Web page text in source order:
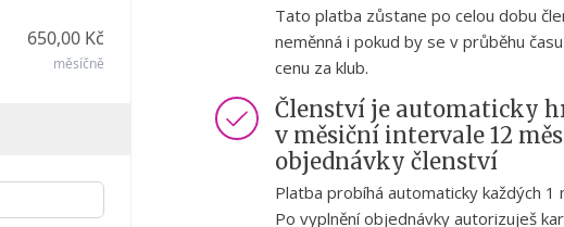
650,00 Kč
měsíčně
Tato platba zůstane po celou dobu
neměnná i pokud by se v průběhu
cenu za klub.
Členství je automaticky
v měsiční intervale 12
objednávky členství
Platba probíhá automaticky každých 1
Po vyplnění objednávky autorizuješ